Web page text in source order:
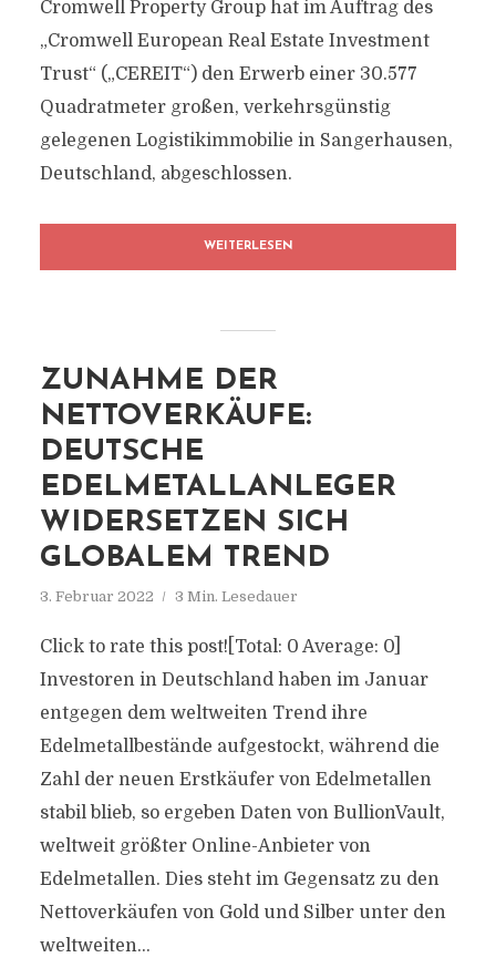
Cromwell Property Group hat im Auftrag des
„Cromwell European Real Estate Investment
Trust“ („CEREIT“) den Erwerb einer 30.577
Quadratmeter großen, verkehrsgünstig
gelegenen Logistikimmobilie in Sangerhausen,
Deutschland, abgeschlossen.
WEITERLESEN
ZUNAHME DER
NETTOVERKÄUFE:
DEUTSCHE
EDELMETALLANLEGER
WIDERSETZEN SICH
GLOBALEM TREND
3. Februar 2022 3 Min. Lesedauer
Click to rate this post![Total: 0 Average: 0]
Investoren in Deutschland haben im Januar
entgegen dem weltweiten Trend ihre
Edelmetallbestände aufgestockt, während die
Zahl der neuen Erstkäufer von Edelmetallen
stabil blieb, so ergeben Daten von BullionVault,
weltweit größter Online-Anbieter von
Edelmetallen. Dies steht im Gegensatz zu den
Nettoverkäufen von Gold und Silber unter den
weltweiten...